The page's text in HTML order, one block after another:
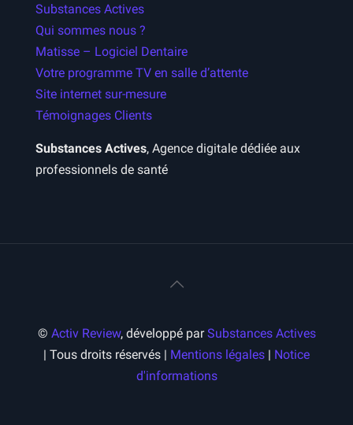
Substances Actives
Qui sommes nous ?
Matisse – Logiciel Dentaire
Votre programme TV en salle d’attente
Site internet sur-mesure
Témoignages Clients
Substances Actives, Agence digitale dédiée aux
professionnels de santé
© Activ Review, développé parSubstances Actives
| Tous droits réservés | Mentions légales | Notice
d'informations